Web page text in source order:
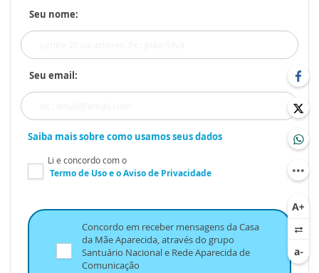
Seu nome:
Seu email:
Saiba mais sobre como usamos seus dados
Li e concordo com o
Termo de Usoe oAviso de Privacidade
Concordo em receber mensagens da Casa
da Mãe Aparecida, através do grupo
Santuário Nacional e Rede Aparecida de
Comunicação